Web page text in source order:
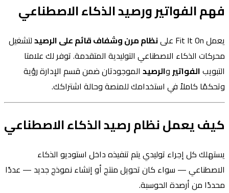
فهم الفواتير ورصيد الذكاء الاصطناعي
يعمل Fit It On على نظام مرن وشفاف قائم على الرصيدلتشغيل
محركات الذكاء الاصطناعي التوليدية المتقدمة. توفر لك علامتا
التبويبالفواتير والرصيد الموجودتان ضمن قسم الإدارة رؤية
وتحكمًا كاملاً في استخدامك للمنصة وحالة اشتراكك.
كيف يعمل نظام رصيد الذكاء الاصطناعي
يستهلك كل إجراء توليدي يتم تنفيذه داخل استوديو الذكاء
الاصطناعي — سواء كان تحويل منتج أو إنشاء نموذج جديد — عددًا
محددًا من أرصدة الحوسبة.